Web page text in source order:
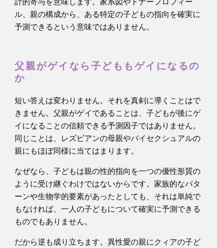
ル、親の構成から、ある特定の子どもの指向を確実に
予測できるという意味ではありません。
父親がゲイなら子どももゲイになるの
か
短い答えは変わりません。それを真剣に導くことはで
きません。父親がゲイであることは、子どもが後にゲ
イになることの信頼できる予測因子ではありません。
同じことは、レズビアンの母親やバイセクシュアルの
親にもほぼ同様に当てはまります。
なぜなら、子どもは親の性的指向を一つの優性形質の
ように受け継ぐわけではないからです。家族的なパタ
ーンや生物学的要素があったとしても、それは単純で
もなければ、一人の子どもについて確実に予測できる
ものでもありません。
だから逆も成り立ちます。異性愛の親にクィアの子ど